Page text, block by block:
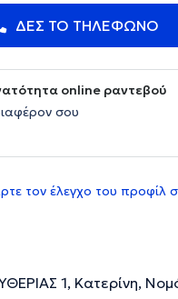
ΔΕΣ ΤΟ ΤΗΛΕΦΩΝΟ
online ραντεβού
σου
τον έλεγχο του προφίλ
1, Κατερίνη,